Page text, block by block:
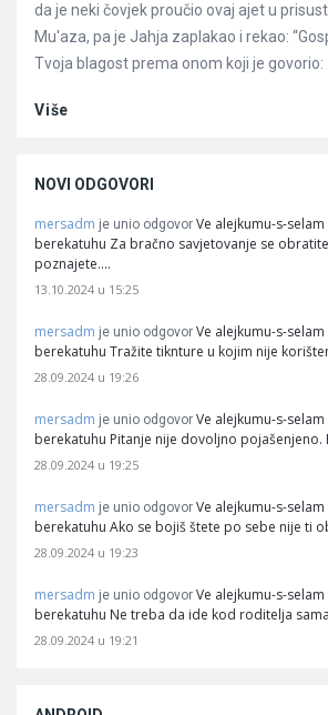
da je neki čovjek proučio ovaj ajet u
Mu'aza, pa je Jahja zaplakao i rekao:
Tvoja blagost prema onom koji je govorio: ...
Više
NOVI ODGOVORI
mersadm je unio odgovor Ve alejkumu-s-
berekatuhu Za bračno savjetovanje se
poznajete.…
13.10.2024 u 15:25
mersadm je unio odgovor Ve alejkumu-s-
berekatuhu Tražite tiknture u kojim nije
28.09.2024 u 19:26
mersadm je unio odgovor Ve alejkumu-s-
berekatuhu Pitanje nije dovoljno pojašenjeno.
28.09.2024 u 19:25
mersadm je unio odgovor Ve alejkumu-s-
berekatuhu Ako se bojiš štete po sebe nije ti
28.09.2024 u 19:23
mersadm je unio odgovor Ve alejkumu-s-
berekatuhu Ne treba da ide kod roditelja
28.09.2024 u 19:21